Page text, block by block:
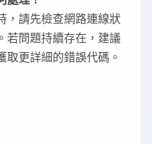
，請先檢查網路連線狀
若問題持續存在，建議
更詳細的錯誤代碼。